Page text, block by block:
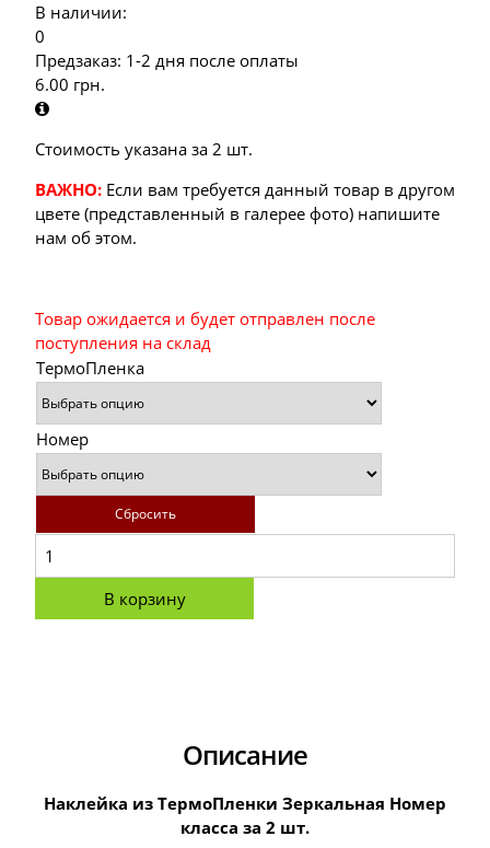
В наличии:
0
Предзаказ: 1-2 дня после оплаты
6.00 грн.
Стоимость указана за 2 шт.
ВАЖНО: Если вам требуется данный товар в другом
цвете (представленный в галерее фото) напишите
нам об этом.
Товар ожидается и будет отправлен после
поступления на склад
ТермоПленка
Номер
Сбросить
В корзину
Описание
Наклейка из ТермоПленки Зеркальная Номер
класса за 2 шт.